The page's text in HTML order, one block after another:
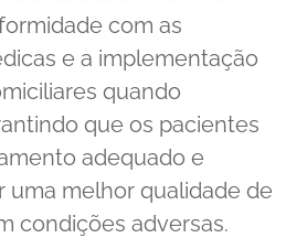
com as
e a implementação
quando
que os pacientes
adequado e
uma melhor qualidade de
condições adversas.